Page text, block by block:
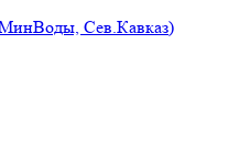
Сев.Кавказ)